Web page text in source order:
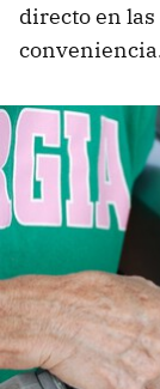
directo en las